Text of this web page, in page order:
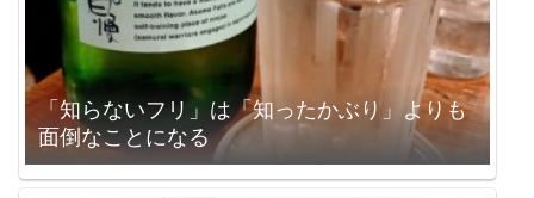
「知らないフリ」は「知ったかぶり」よりも
面倒なことになる